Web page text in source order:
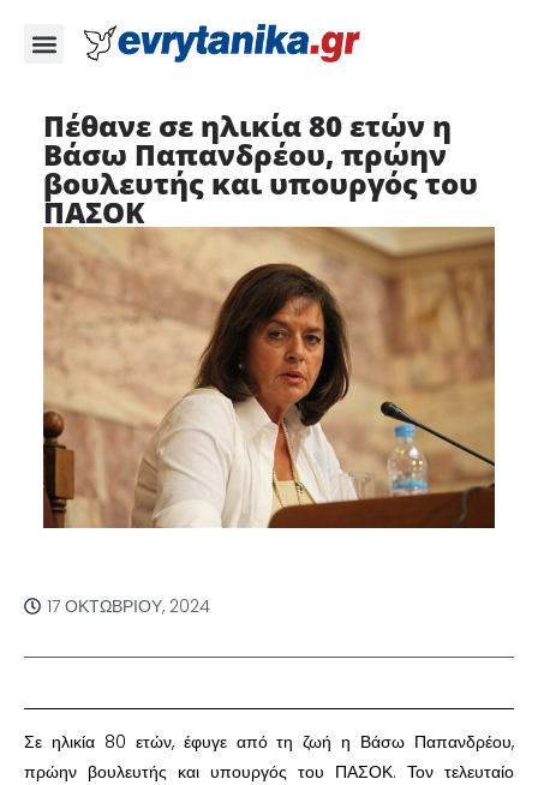
Πέθανε σε ηλικία 80 ετών η
Βάσω Παπανδρέου, πρώην
βουλευτής και υπουργός του
ΠΑΣΟΚ
17 ΟΚΤΩΒΡΊΟΥ, 2024
Σε ηλικία 80 ετών, έφυγε από τη ζωή η Βάσω Παπανδρέου,
πρώην βουλευτής και υπουργός του ΠΑΣΟΚ. Τον τελευταίο